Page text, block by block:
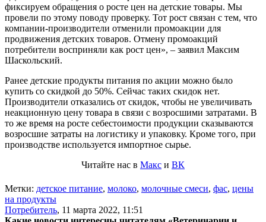
фиксируем обращения о росте цен на детские товары. Мы
провели по этому поводу проверку. Тот рост связан с тем, что
компании-производители отменили промоакции для
продвижения детских товаров. Отмену промоакций
потребители восприняли как рост цен», – заявил Максим
Шаскольский.
Ранее детские продукты питания по акции можно было
купить со скидкой до 50%. Сейчас таких скидок нет.
Производители отказались от скидок, чтобы не увеличивать
неакционную цену товара в связи с возросшими затратами. В
то же время на росте себестоимости продукции сказываются
возросшие затраты на логистику и упаковку. Кроме того, при
производстве используется импортное сырье.
Читайте нас в Макс и ВК
Метки: детское питание, молоко, молочные смеси, фас, цены
на продукты
Потребитель, 11 марта 2022, 11:51